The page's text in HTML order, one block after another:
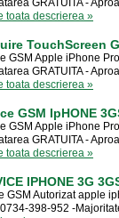
GRATUITA -
toata descrierea »
TouchScreen
GSM Apple iPhone
GRATUITA -
toata descrierea »
GSM IpHONE
GSM Apple iPhone
GRATUITA -
toata descrierea »
IPHONE 3G
GSM Autorizat apple
398-952 -